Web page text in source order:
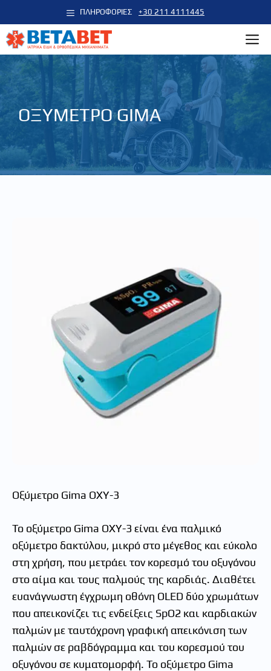
σε
περιεχόμενο
+30 211 4111445
ΠΛΗΡΟΦΟΡΙΕΣ
ΟΞΥΜΕΤΡΟ GIMA
Οξύμετρο Gima OXY-3
Το οξύμετρο Gima OXY-3 είναι ένα παλμικό
οξύμετρο δακτύλου, μικρό στο μέγεθος και εύκολο
στη χρήση, που μετράει τον κορεσμό του οξυγόνου
στο αίμα και τους παλμούς της καρδιάς. Διαθέτει
ευανάγνωστη έγχρωμη οθόνη OLED δύο χρωμάτων
που απεικονίζει τις ενδείξεις SpO2 και καρδιακών
παλμών με ταυτόχρονη γραφική απεικόνιση των
παλμών σε ραβδόγραμμα και του κορεσμού του
οξυγόνου σε κυματομορφή. Το οξύμετρο Gima